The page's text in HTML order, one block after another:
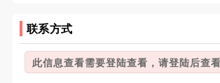
联系方式
此信息查看需要登陆查看，请登陆后查